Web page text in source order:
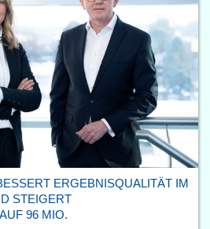
ERGEBNISQUALITÄT IM
STEIGERT
96 MIO.